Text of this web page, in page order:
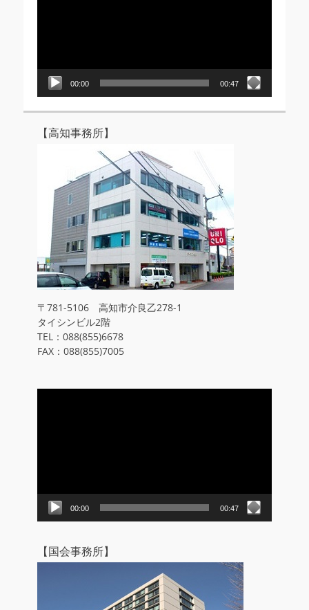
00:00 00:47
【高知事務所】
〒781-5106 高知市介良乙278-1
タイシンビル2階
TEL：088(855)6678
FAX：088(855)7005
00:00 00:47
【国会事務所】